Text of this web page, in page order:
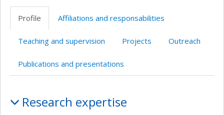
(faculté,département,école)
Profile Affiliations and responsabilities
Teaching and supervision Projects Outreach
Publications and presentations
Research expertise